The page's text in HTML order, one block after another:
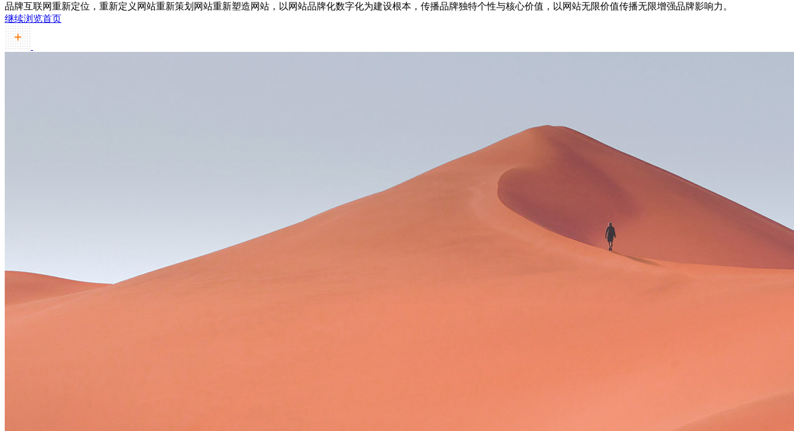
品牌互联网重新定位，重新定义网站重新策划网站重新塑造网站，以网站品牌化数字化为建设根本，传播品牌独特个性与核心价值，以网站无限价值传播无限增强品牌影响力。
继续浏览首页